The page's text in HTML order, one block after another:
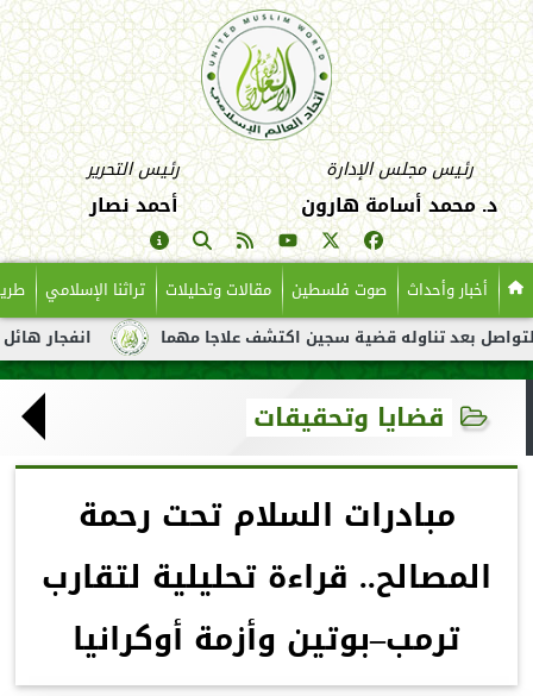
رئيس مجلس الإدارة
د. محمد أسامة هارون
رئيس التحرير
أحمد نصار
أخبار وأحداث صوت فلسطين مقالات وتحليلات تراثنا الإسلامي
انفجار هائل لناقلة تناوله قضية سجين اكتشف علاجا مهما
قضايا وتحقيقات
مبادرات السلام تحت رحمة
المصالح.. قراءة تحليلية لتقارب
ترمب–بوتين وأزمة أوكرانيا